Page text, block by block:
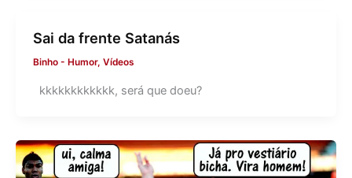
Sai da frente Satanás
Binho - Humor, Vídeos
kkkkkkkkkkkk, será que doeu?